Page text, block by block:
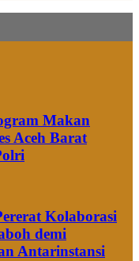
Makan
Aceh Barat
Kolaborasi
demi
Antarinstansi